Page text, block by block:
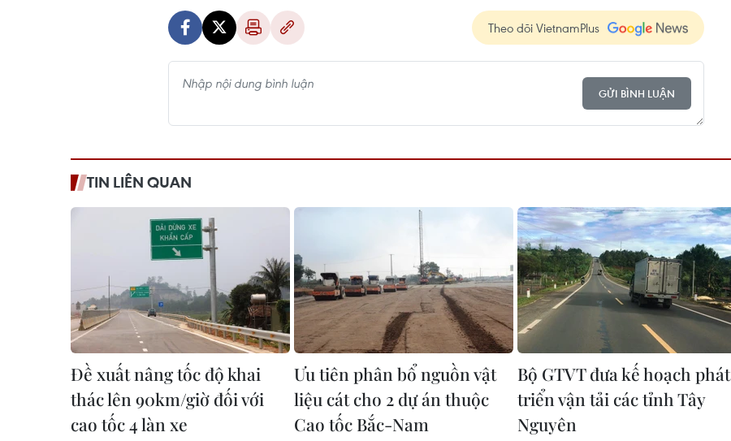
Theo dõi VietnamPlus
GỬI BÌNH LUẬN
TIN LIÊN QUAN
Đề xuất nâng tốc độ khai
thác lên 90km/giờ đối với
cao tốc 4 làn xe
Ưu tiên phân bổ nguồn vật
liệu cát cho 2 dự án thuộc
Cao tốc Bắc-Nam
Bộ GTVT đưa kế hoạch phát
triển vận tải các tỉnh Tây
Nguyên